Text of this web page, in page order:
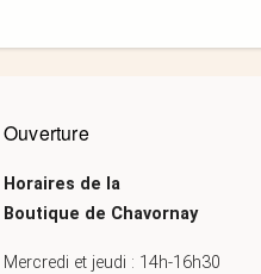
Ouverture
Horaires de la
Boutique de Chavornay
Mercredi et jeudi : 14h-16h30